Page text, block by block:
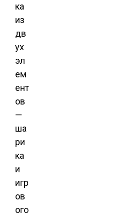
ка
из
дв
ух
эл
ем
ент
ов
—
ша
ри
ка
и
игр
ов
ого